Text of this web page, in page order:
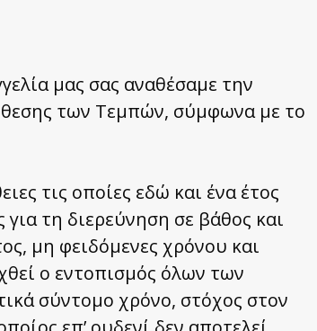
μας σας αναθέσαμε την
των Τεμπών, σύμφωνα με το
τις οποίες εδώ και ένα έτος
για τη διερεύνηση σε βάθος και
μη φειδόμενες χρόνου και
ο εντοπισμός όλων των
σύντομο χρόνο, στόχος στον